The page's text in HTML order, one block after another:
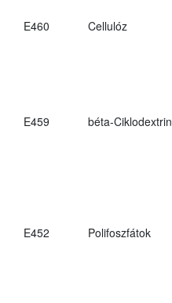
E460 Cellulóz
E459
béta-Ciklodextrin
E452 Polifoszfátok